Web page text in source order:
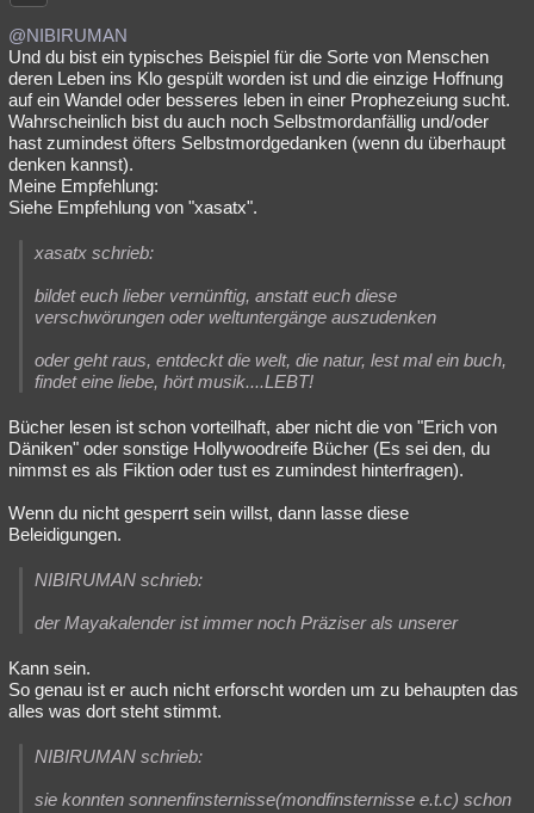
@NIBIRUMAN
Und du bist ein typisches Beispiel für die Sorte von Menschen
deren Leben ins Klo gespült worden ist und die einzige Hoffnung
auf ein Wandel oder besseres leben in einer Prophezeiung sucht.
Wahrscheinlich bist du auch noch Selbstmordanfällig und/oder
hast zumindest öfters Selbstmordgedanken (wenn du überhaupt
denken kannst).
Meine Empfehlung:
Siehe Empfehlung von "xasatx".
xasatx schrieb:
bildet euch lieber vernünftig, anstatt euch diese
verschwörungen oder weltuntergänge auszudenken
oder geht raus, entdeckt die welt, die natur, lest mal ein buch,
findet eine liebe, hört musik....LEBT!
Bücher lesen ist schon vorteilhaft, aber nicht die von "Erich von
Däniken" oder sonstige Hollywoodreife Bücher (Es sei den, du
nimmst es als Fiktion oder tust es zumindest hinterfragen).
Wenn du nicht gesperrt sein willst, dann lasse diese
Beleidigungen.
NIBIRUMAN schrieb:
der Mayakalender ist immer noch Präziser als unserer
Kann sein.
So genau ist er auch nicht erforscht worden um zu behaupten das
alles was dort steht stimmt.
NIBIRUMAN schrieb:
sie konnten sonnenfinsternisse(mondfinsternisse e.t.c) schon